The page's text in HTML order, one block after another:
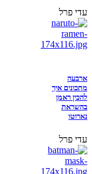
עדי פרל
ארבעה
מתכונים איך
להכין ראמן
בהשראת
נארוטו
עדי פרל